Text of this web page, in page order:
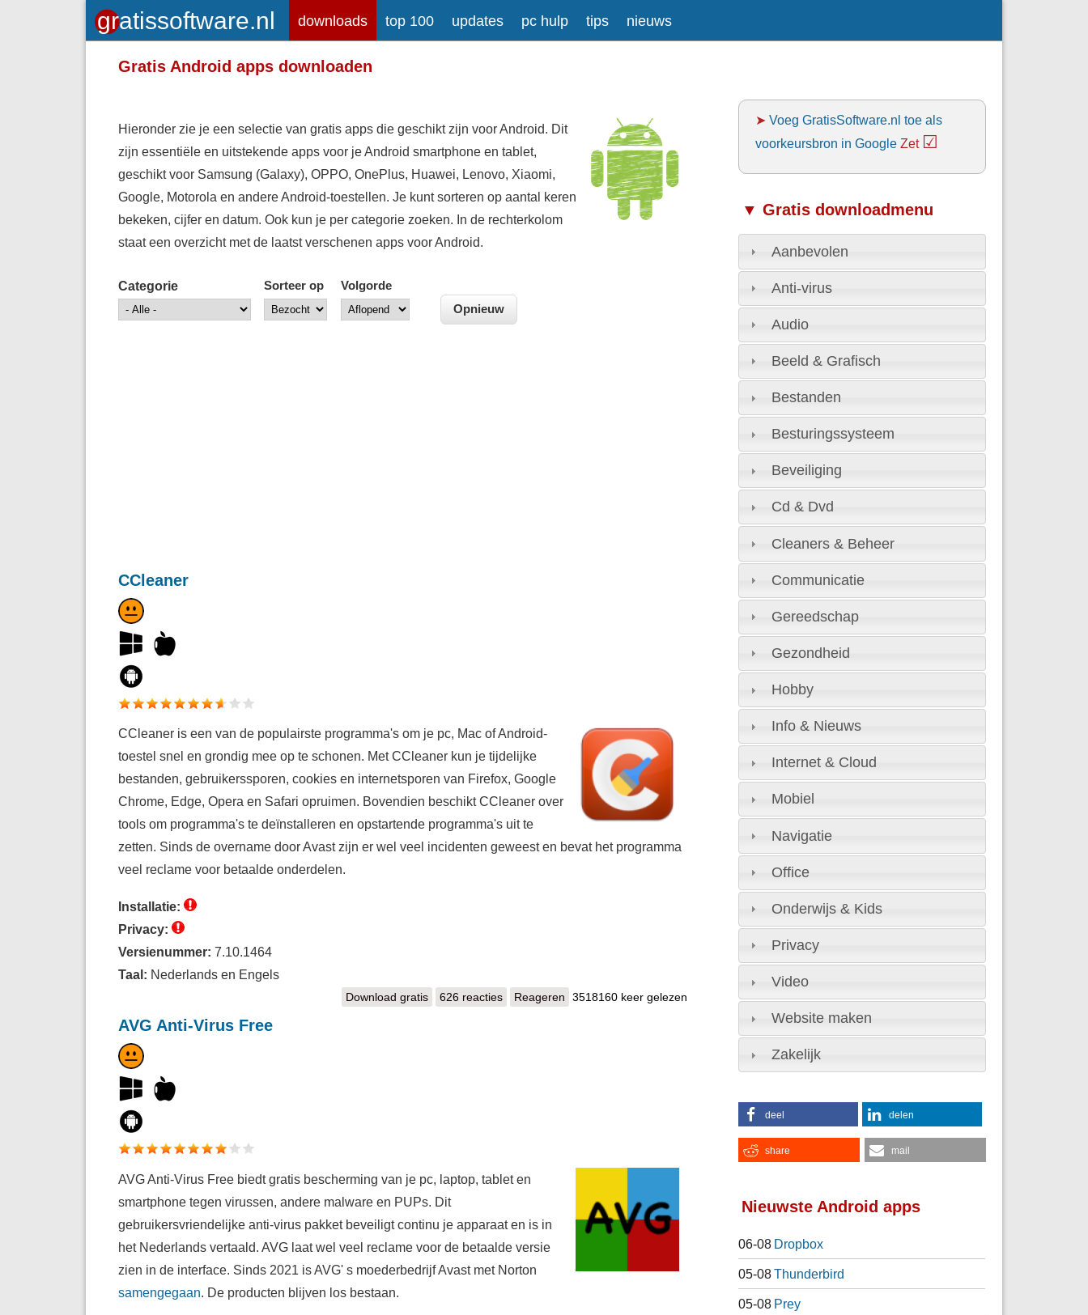
downloads top 100 updates pc hulp tips nieuws
Gratis Android apps downloaden
Hieronder zie je een selectie van gratis apps die geschikt zijn voor Android. Dit
zijn essentiële en uitstekende apps voor je Android smartphone en tablet,
geschikt voor Samsung (Galaxy), OPPO, OnePlus, Huawei, Lenovo, Xiaomi,
Google, Motorola en andere Android-toestellen. Je kunt sorteren op aantal keren
bekeken, cijfer en datum. Ook kun je per categoriezoeken. In de rechterkolom
staat een overzicht met de laatst verschenen apps voor Android.
Categorie Sorteer op Volgorde
CCleaner
CCleaner is een van de populairste programma's om je pc, Mac of Android-
toestel snel en grondig mee op te schonen. Met CCleaner kun je tijdelijke
bestanden, gebruikerssporen, cookies en internetsporen van Firefox, Google
Chrome, Edge, Opera en Safari opruimen. Bovendien beschikt CCleaner over
tools om programma's te deïnstalleren en opstartende programma's uit te
zetten. Sinds de overname door Avast zijn er wel veel incidenten geweest en bevat het programma
veel reclame voor betaalde onderdelen.
Installatie:
Privacy:
Versienummer: 7.10.1464
Taal: Nederlands en Engels
Download gratisCCleaner
626 reacties Reageren 3518160 keer gelezen
AVG Anti-Virus Free
AVG Anti-Virus Free biedt gratis bescherming van je pc, laptop, tablet en
smartphone tegen virussen, andere malware en PUPs. Dit
gebruikersvriendelijke anti-virus pakket beveiligt continu je apparaat en is in
het Nederlands vertaald. AVG laat wel veel reclame voor de betaalde versie
zien in de interface. Sinds 2021 is AVG' s moederbedrijf Avast met Norton
samengegaan . De producten blijven los bestaan.
➤Voeg GratisSoftware.nl toe als
voorkeursbron in Google Zet ☑
▼ Gratis downloadmenu
Aanbevolen
Anti-virus
Audio
Beeld & Grafisch
Bestanden
Besturingssysteem
Beveiliging
Cd & Dvd
Cleaners & Beheer
Communicatie
Gereedschap
Gezondheid
Hobby
Info & Nieuws
Internet & Cloud
Mobiel
Navigatie
Office
Onderwijs & Kids
Privacy
Video
Website maken
Zakelijk
deel delen
share mail
Nieuwste Android apps
06-08 Dropbox
05-08Thunderbird
05-08 Prey